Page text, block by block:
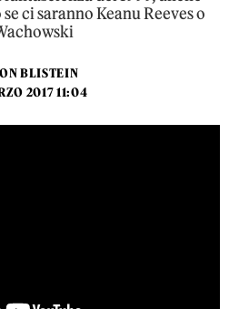
ci saranno Keanu Reeves o
BLISTEIN
2017 11:04